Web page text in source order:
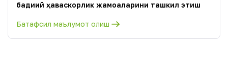
бадиий ҳаваскорлик жамоаларини ташкил этиш
Батафсил маълумот олиш